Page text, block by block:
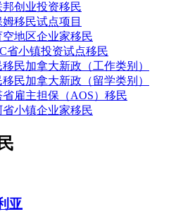
邦创业投资移民
移民试点项目
空地区企业家移民
省小镇投资试点移民
民加拿大新政（工作类别）
民加拿大新政（留学类别）
省雇主担保（AOS）移民
省小镇企业家移民
亚